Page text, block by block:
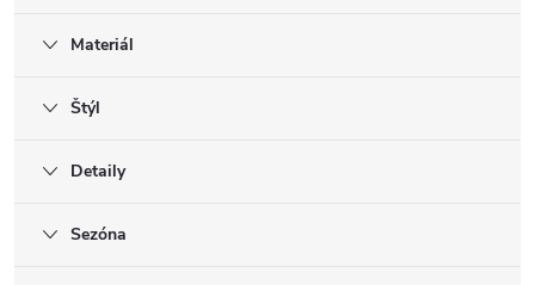
Materiál
Štýl
Detaily
Sezóna